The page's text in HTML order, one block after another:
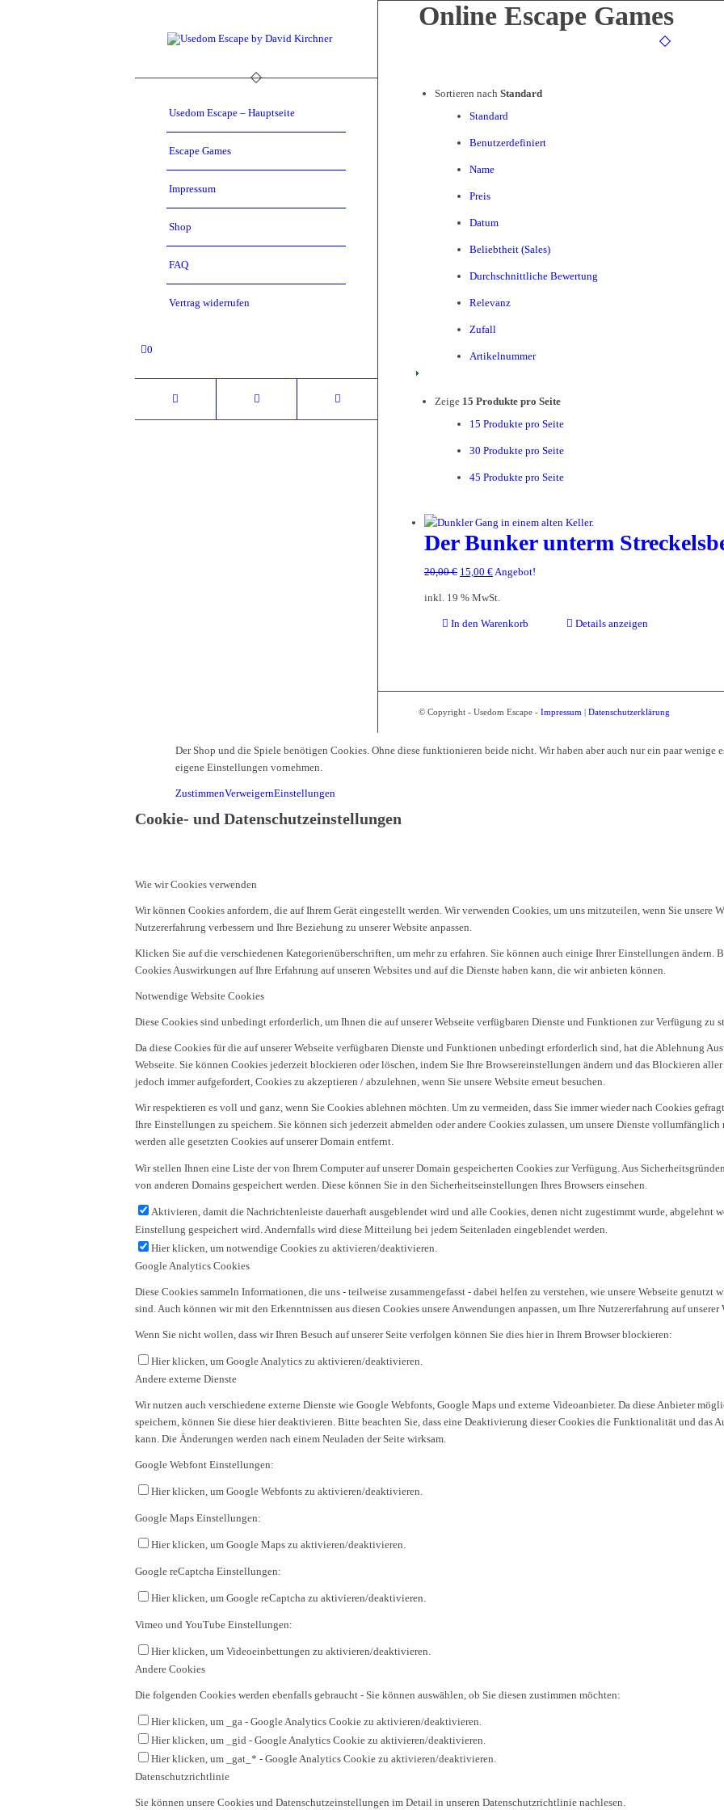
Usedom Escape – Hauptseite
Escape Games
Impressum
Shop
FAQ
Vertrag widerrufen
0
Online Escape Games
Sortieren nach Standard
Standard
Benutzerdefiniert
Name
Preis
Datum
Beliebtheit (Sales)
Durchschnittliche Bewertung
Relevanz
Zufall
Artikelnummer
Zeige 15 Produkte pro Seite
15 Produkte pro Seite
30 Produkte pro Seite
45 Produkte pro Seite
Der Bunker unterm
20,00€ Ursprünglicher
war:
20,00 €
15,00 €Aktueller
ist:
15,00 €.
Angebot!
inkl. 19 % MwSt.
In den Warenkorb Details anzeigen
© Copyright - Usedom Escape - Impressum | Datenschutzerklärung
Der Shop und die Spiele benötigen Cookies. Ohne diese funktionieren beide nicht. Wir haben aber auch nur ein paar wenige
eigene Einstellungen vornehmen.
ZustimmenVerweigernEinstellungen
Cookie- und Datenschutzeinstellungen
Wie wir Cookies verwenden
Wir können Cookies anfordern, die auf Ihrem Gerät eingestellt werden. Wir verwenden Cookies, um uns mitzuteilen, wenn Sie unsere
Nutzererfahrung verbessern und Ihre Beziehung zu unserer Website anpassen.
Klicken Sie auf die verschiedenen Kategorienüberschriften, um mehr zu erfahren. Sie können auch einige Ihrer Einstellungen ändern.
Cookies Auswirkungen auf Ihre Erfahrung auf unseren Websites und auf die Dienste haben kann, die wir anbieten können.
Notwendige Website Cookies
Diese Cookies sind unbedingt erforderlich, um Ihnen die auf unserer Webseite verfügbaren Dienste und Funktionen zur Verfügung zu
Da diese Cookies für die auf unserer Webseite verfügbaren Dienste und Funktionen unbedingt erforderlich sind, hat die Ablehnung
Webseite. Sie können Cookies jederzeit blockieren oder löschen, indem Sie Ihre Browsereinstellungen ändern und das Blockieren
jedoch immer aufgefordert, Cookies zu akzeptieren / abzulehnen, wenn Sie unsere Website erneut besuchen.
Wir respektieren es voll und ganz, wenn Sie Cookies ablehnen möchten. Um zu vermeiden, dass Sie immer wieder nach Cookies
Ihre Einstellungen zu speichern. Sie können sich jederzeit abmelden oder andere Cookies zulassen, um unsere Dienste
werden alle gesetzten Cookies auf unserer Domain entfernt.
Wir stellen Ihnen eine Liste der von Ihrem Computer auf unserer Domain gespeicherten Cookies zur Verfügung. Aus
von anderen Domains gespeichert werden. Diese können Sie in den Sicherheitseinstellungen Ihres Browsers einsehen.
Aktivieren, damit die Nachrichtenleiste dauerhaft ausgeblendet wird und alle Cookies, denen nicht zugestimmt wurde, abgelehnt
Einstellung gespeichert wird. Andernfalls wird diese Mitteilung bei jedem Seitenladen eingeblendet werden.
Hier klicken, um notwendige Cookies zu aktivieren/deaktivieren.
Google Analytics Cookies
Diese Cookies sammeln Informationen, die uns - teilweise zusammengefasst - dabei helfen zu verstehen, wie unsere Webseite
sind. Auch können wir mit den Erkenntnissen aus diesen Cookies unsere Anwendungen anpassen, um Ihre Nutzererfahrung auf unserer
Wenn Sie nicht wollen, dass wir Ihren Besuch auf unserer Seite verfolgen können Sie dies hier in Ihrem Browser blockieren:
Hier klicken, um Google Analytics zu aktivieren/deaktivieren.
Andere externe Dienste
Wir nutzen auch verschiedene externe Dienste wie Google Webfonts, Google Maps und externe Videoanbieter. Da diese Anbieter
speichern, können Sie diese hier deaktivieren. Bitte beachten Sie, dass eine Deaktivierung dieser Cookies die Funktionalität und das
kann. Die Änderungen werden nach einem Neuladen der Seite wirksam.
Google Webfont Einstellungen:
Hier klicken, um Google Webfonts zu aktivieren/deaktivieren.
Google Maps Einstellungen:
Hier klicken, um Google Maps zu aktivieren/deaktivieren.
Google reCaptcha Einstellungen:
Hier klicken, um Google reCaptcha zu aktivieren/deaktivieren.
Vimeo und YouTube Einstellungen:
Hier klicken, um Videoeinbettungen zu aktivieren/deaktivieren.
Andere Cookies
Die folgenden Cookies werden ebenfalls gebraucht - Sie können auswählen, ob Sie diesen zustimmen möchten:
Hier klicken, um _ga - Google Analytics Cookie zu aktivieren/deaktivieren.
Hier klicken, um _gid - Google Analytics Cookie zu aktivieren/deaktivieren.
Hier klicken, um _gat_* - Google Analytics Cookie zu aktivieren/deaktivieren.
Datenschutzrichtlinie
Sie können unsere Cookies und Datenschutzeinstellungen im Detail in unseren Datenschutzrichtlinie nachlesen.